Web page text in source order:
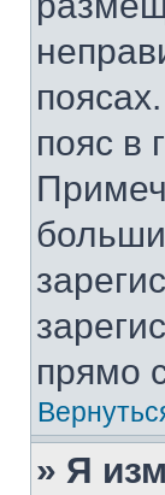
пояс в
прямо
» Я